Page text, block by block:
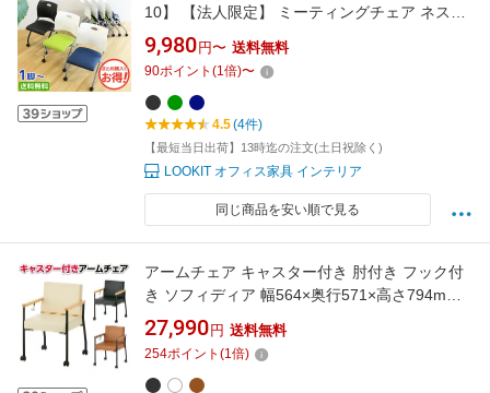
10】 【法人限定】 ミーティングチェア ネステ
ィングチェア 椅子 平行スタッキング 会議用椅
子 会議チェア 軽量 移動 キャスター付 会議室
完成品 セミナー Rap-NC-S
9,980 円〜 送料無料
90ポイント (1倍)〜
4.5(4件)
【最短当日出荷】13時迄の注文(土日祝除く)
LOOKIT オフィス家具 インテリア
同じ商品を安い順で見る
アームチェア キャスター付き 肘付き フック付
き ソフィディア 幅564×奥行571×高さ794mm
会議用チェア 会議チェア 会議用イス 会議イス
ミーティングチェア ソファー オフィスチェア
オフィス おしゃれ 肘掛け 椅子 木製 キャスター
イス 会議 完成品
27,990 円 送料無料
254ポイント (1倍)